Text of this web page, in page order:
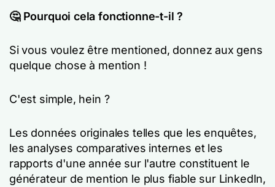
🤔 Pourquoi cela fonctionne-t-il ?
Si vous voulez être mentioned, donnez aux gens
quelque chose à mention !
C'est simple, hein ?
Les données originales telles que les enquêtes,
les analyses comparatives internes et les
rapports d'une année sur l'autre constituent le
générateur de mention le plus fiable sur LinkedIn,